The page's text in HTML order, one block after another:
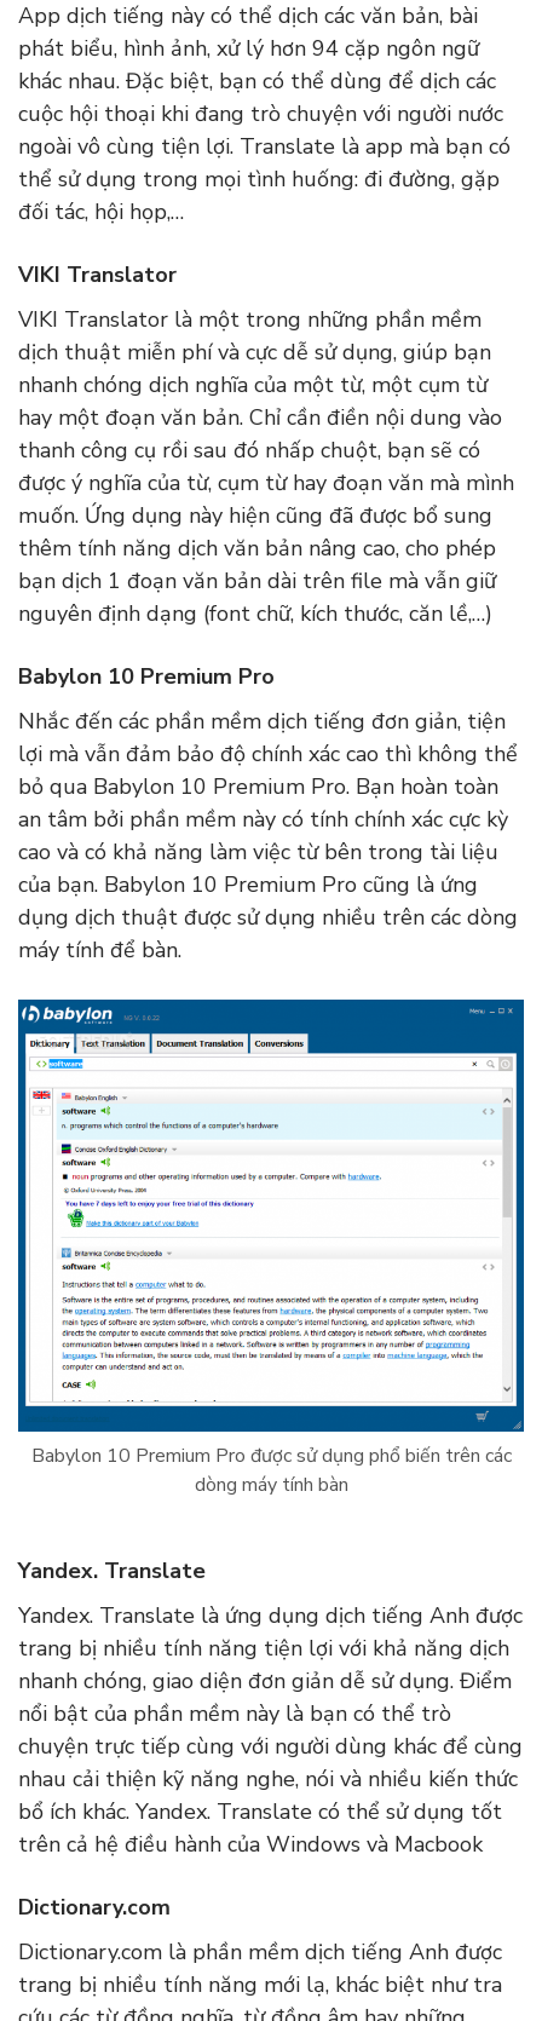
App dịch tiếng này có thể dịch các văn bản, bài
phát biểu, hình ảnh, xử lý hơn 94 cặp ngôn ngữ
khác nhau. Đặc biệt, bạn có thể dùng để dịch các
cuộc hội thoại khi đang trò chuyện với người nước
ngoài vô cùng tiện lợi. Translate là app mà bạn có
thể sử dụng trong mọi tình huống: đi đường, gặp
đối tác, hội họp,…
VIKI Translator
VIKI Translator là một trong những phần mềm
dịch thuật miễn phí và cực dễ sử dụng, giúp bạn
nhanh chóng dịch nghĩa của một từ, một cụm từ
hay một đoạn văn bản. Chỉ cần điền nội dung vào
thanh công cụ rồi sau đó nhấp chuột, bạn sẽ có
được ý nghĩa của từ, cụm từ hay đoạn văn mà mình
muốn. Ứng dụng này hiện cũng đã được bổ sung
thêm tính năng dịch văn bản nâng cao, cho phép
bạn dịch 1 đoạn văn bản dài trên file mà vẫn giữ
nguyên định dạng (font chữ, kích thước, căn lề,…)
Babylon 10 Premium Pro
Nhắc đến các phần mềm dịch tiếng đơn giản, tiện
lợi mà vẫn đảm bảo độ chính xác cao thì không thể
bỏ qua Babylon 10 Premium Pro. Bạn hoàn toàn
an tâm bởi phần mềm này có tính chính xác cực kỳ
cao và có khả năng làm việc từ bên trong tài liệu
của bạn. Babylon 10 Premium Pro cũng là ứng
dụng dịch thuật được sử dụng nhiều trên các dòng
máy tính để bàn.
Babylon 10 Premium Pro được sử dụng phổ biến trên các
dòng máy tính bàn
Yandex. Translate
Yandex. Translate là ứng dụng dịch tiếng Anh được
trang bị nhiều tính năng tiện lợi với khả năng dịch
nhanh chóng, giao diện đơn giản dễ sử dụng. Điểm
nổi bật của phần mềm này là bạn có thể trò
chuyện trực tiếp cùng với người dùng khác để cùng
nhau cải thiện kỹ năng nghe, nói và nhiều kiến thức
bổ ích khác. Yandex. Translate có thể sử dụng tốt
trên cả hệ điều hành của Windows và Macbook
Dictionary.com
Dictionary.com là phần mềm dịch tiếng Anh được
trang bị nhiều tính năng mới lạ, khác biệt như tra